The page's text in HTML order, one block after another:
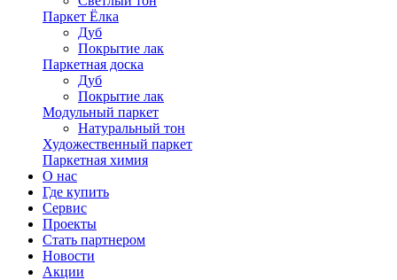
Паркет Ёлка
Дуб
Покрытие лак
Паркетная доска
Дуб
Покрытие лак
Модульный паркет
Натуральный тон
Художественный паркет
Паркетная химия
О нас
Где купить
Сервис
Проекты
Стать партнером
Новости
Акции